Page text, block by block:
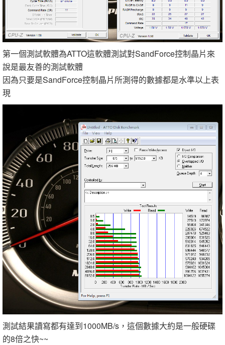
第一個測試軟體為ATTO這軟體測試對SandForce控制晶片來
說是最友善的測試軟體
因為只要是SandForce控制晶片所測得的數據都是水準以上表
現
測試結果讀寫都有達到1000MB/s，這個數據大約是一般硬碟
的8倍之快~~